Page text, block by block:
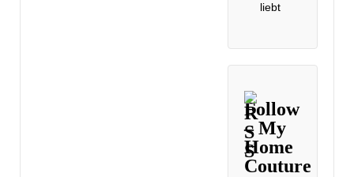
liebt
Follow
– My
Home
Couture